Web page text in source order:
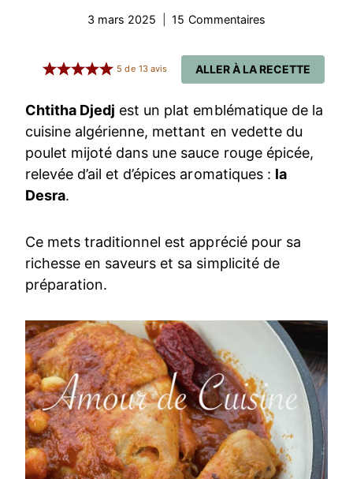
3 mars 2025 15 Commentaires
ALLER À LA RECETTE
5 de 13avis
Chtitha Djedj est un plat emblématique de la
cuisine algérienne, mettant en vedette du
poulet mijoté dans une sauce rouge épicée,
relevée d’ail et d’épices aromatiques : la
Desra.
Ce mets traditionnel est apprécié pour sa
richesse en saveurs et sa simplicité de
préparation.